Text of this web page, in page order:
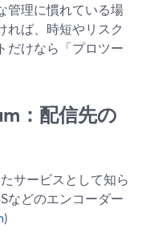
管理に慣れている場
れば、時短やリスク
だけなら「プロツー
：配信先の
サービスとして知ら
などのエンコーダー
)